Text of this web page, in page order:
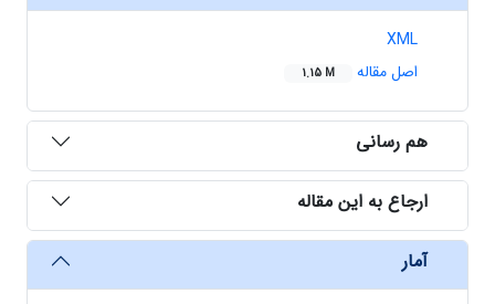
XML
اصل مقاله
1.15 M
هم رسانی
ارجاع به این مقاله
آمار